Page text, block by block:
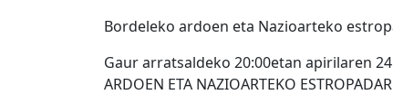
Bordeleko ardoen eta Nazioarteko
Gaur arratsaldeko 20:00etan apirilaren
ARDOEN ETA NAZIOARTEKO